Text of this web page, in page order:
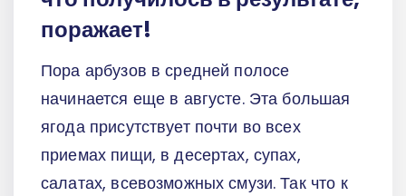
поражает!
Пора арбузов в средней полосе
начинается еще в августе. Эта большая
ягода присутствует почти во всех
приемах пищи, в десертах, супах,
салатах, всевозможных смузи. Так что к